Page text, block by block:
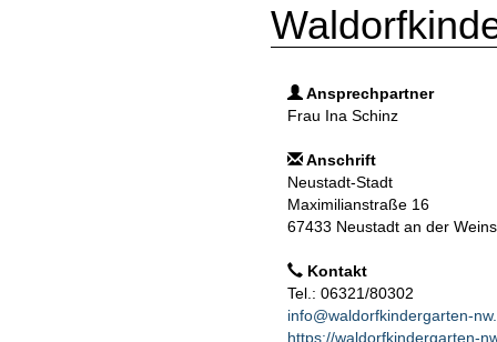
i
g
Ansprechpartner
Frau Ina Schinz
Anschrift
Neustadt-Stadt
Maximilianstraße 16
67433 Neustadt an der
Kontakt
Tel.: 06321/80302
info@waldorfkindergarten-
https://waldorfkindergarten-